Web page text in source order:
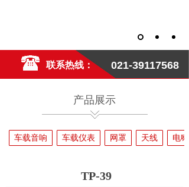
021-39117568
联系热线：
产品展示
车载音响 车载仪表 网罩 天线 电喇
TP-39